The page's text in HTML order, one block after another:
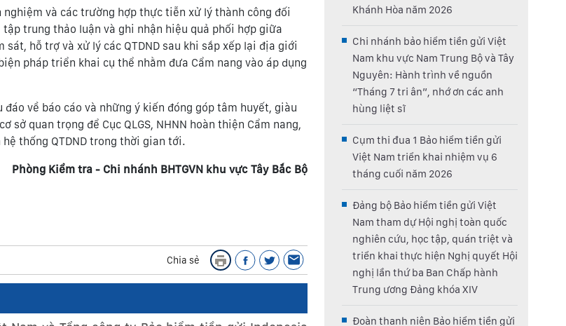
và các trường hợp thực tiễn xử lý thành công đối
trung thảo luận và ghi nhận hiệu quả phối hợp giữa
sát, hỗ trợ và xử lý các QTDND sau khi sắp xếp lại địa giới
pháp triển khai cụ thể nhằm đưa Cẩm nang vào áp dụng
về báo cáo và những ý kiến đóng góp tâm huyết, giàu
quan trọng để Cục QLGS, NHNN hoàn thiện Cẩm nang,
thống QTDND trong thời gian tới.
Phòng Kiểm tra - Chi nhánh BHTGVN khu vực Tây Bắc Bộ
Chia sẻ
Khánh Hòa năm 2026
Chi nhánh bảo hiểm tiền gửi Việt
Nam khu vực Nam Trung Bộ và Tây
Nguyên: Hành trình về nguồn
“Tháng 7 tri ân”, nhớ ơn các anh
hùng liệt sĩ
Cụm thi đua 1 Bảo hiểm tiền gửi
Việt Nam triển khai nhiệm vụ 6
tháng cuối năm 2026
Đảng bộ Bảo hiểm tiền gửi Việt
Nam tham dự Hội nghị toàn quốc
nghiên cứu, học tập, quán triệt và
triển khai thực hiện Nghị quyết Hội
nghị lần thứ ba Ban Chấp hành
Trung ương Đảng khóa XIV
Đoàn thanh niên Bảo hiểm tiền gửi